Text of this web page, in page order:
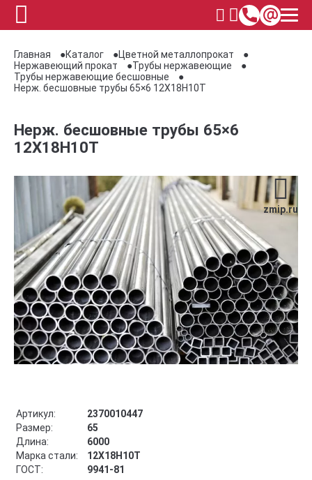
Главная Каталог
Цветной металлопрокат
Нержавеющий прокат
Трубы нержавеющие
Трубы нержавеющие бесшовные
Нерж. бесшовные трубы 65×6 12Х18Н10Т
Нерж. бесшовные трубы 65×6
12Х18Н10Т
zmip.ru
Артикул:
2370010447
Размер:
65
Длина:
6000
Марка стали:
12Х18Н10Т
ГОСТ:
9941-81